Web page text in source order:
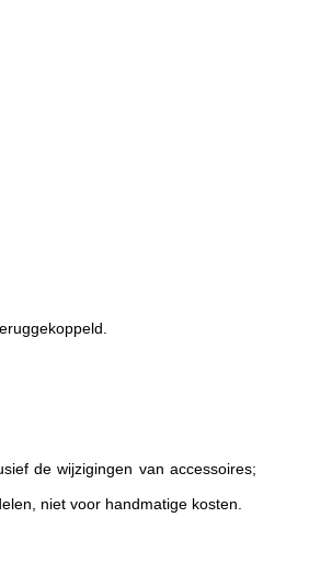
de wijzigingen van accessoires;
niet voor handmatige kosten.